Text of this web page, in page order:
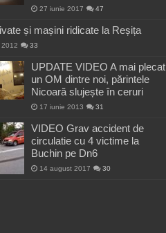
27 iunie 2017 47
și mașini ridicate la Reșița
2012 33
UPDATE VIDEO A mai plecat
un OM dintre noi, părintele
Nicoară slujește în ceruri
17 iunie 2013 31
VIDEO Grav accident de
circulatie cu 4 victime la
Buchin pe Dn6
14 august 2017 30